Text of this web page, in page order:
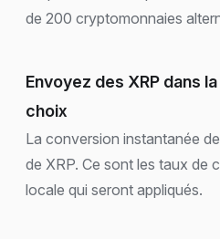
de 200 cryptomonnaies
Envoyez des XRP dans
choix
La conversion instantanée
de XRP. Ce sont les taux de
locale qui seront appliqués.